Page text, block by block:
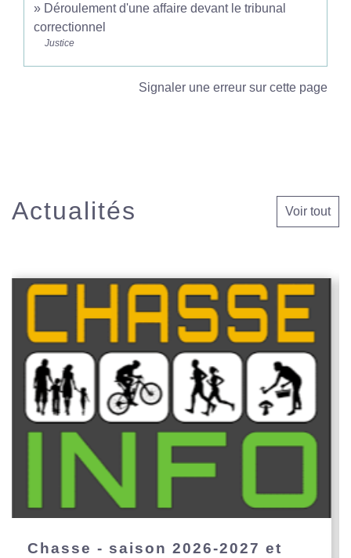
Déroulement d'une affaire devant le tribunal
correctionnel
Justice
Signaler une erreur sur cette page
Actualités Voir tout
Chasse - saison 2026-2027 et